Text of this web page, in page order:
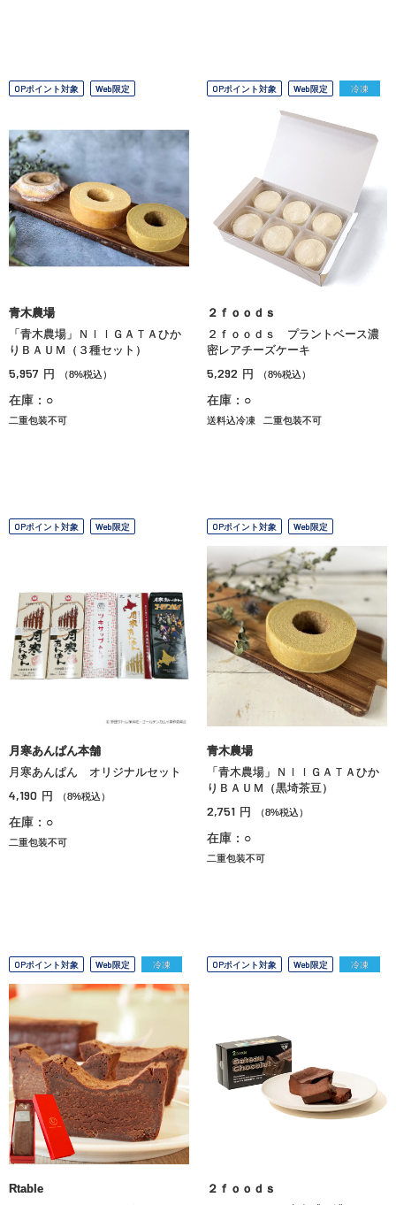
OPポイント対象 Web限定
青木農場
「青木農場」ＮＩＩＧＡＴＡひか
りＢＡＵＭ（３種セット）
5,957 円 （8%税込）
在庫：○
二重包装不可
OPポイント対象 Web限定 冷凍
２ｆｏｏｄｓ
２ｆｏｏｄｓ プラントベース濃
密レアチーズケーキ
5,292 円 （8%税込）
在庫：○
送料込冷凍 二重包装不可
OPポイント対象 Web限定
月寒あんぱん本舗
月寒あんぱん オリジナルセット
4,190 円 （8%税込）
在庫：○
二重包装不可
OPポイント対象 Web限定
青木農場
「青木農場」ＮＩＩＧＡＴＡひか
りＢＡＵＭ（黒埼茶豆）
2,751 円 （8%税込）
在庫：○
二重包装不可
OPポイント対象 Web限定 冷凍
Rtable
OPポイント対象 Web限定 冷凍
２ｆｏｏｄｓ